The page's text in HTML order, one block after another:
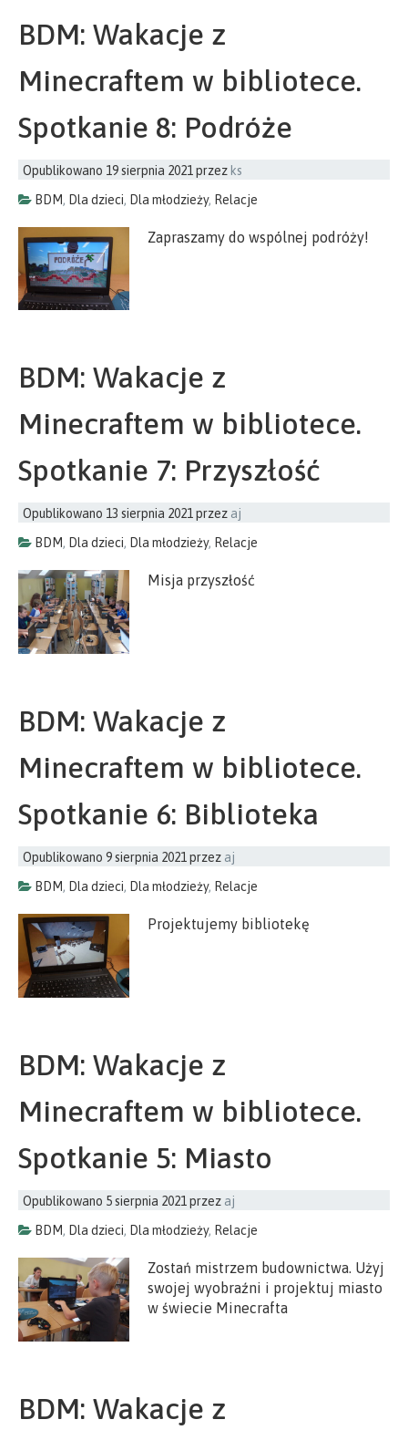
BDM: Wakacje z
Minecraftem w bibliotece.
Spotkanie 8: Podróże
Opublikowano 19 sierpnia 2021 przez ks
BDM, Dla dzieci, Dla młodzieży, Relacje
Zapraszamy do wspólnej podróży!
BDM: Wakacje z
Minecraftem w bibliotece.
Spotkanie 7: Przyszłość
Opublikowano 13 sierpnia 2021przez aj
BDM, Dla dzieci, Dla młodzieży, Relacje
Misja przyszłość
BDM: Wakacje z
Minecraftem w bibliotece.
Spotkanie 6: Biblioteka
Opublikowano 9 sierpnia 2021 przez aj
BDM, Dla dzieci, Dla młodzieży, Relacje
Projektujemy bibliotekę
BDM: Wakacje z
Minecraftem w bibliotece.
Spotkanie 5: Miasto
Opublikowano 5 sierpnia 2021 przez aj
BDM, Dla dzieci, Dla młodzieży, Relacje
Zostań mistrzem budownictwa. Użyj
swojej wyobraźni i projektuj miasto
w świecie Minecrafta
BDM: Wakacje z